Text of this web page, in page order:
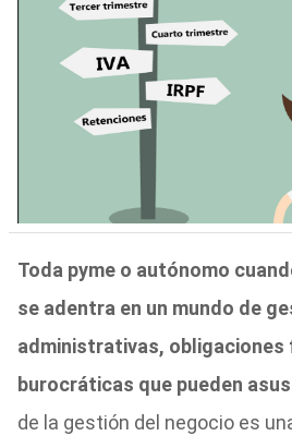
Toda pyme o autónomo
se adentra en un mundo de
administrativas, obligaciones
burocráticas que pueden
de la gestión del negocio es